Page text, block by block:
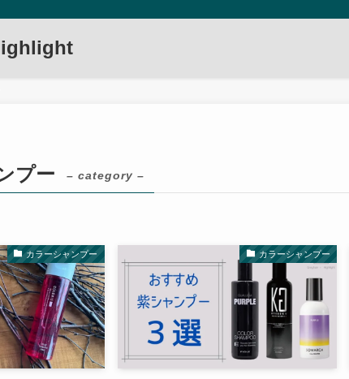
プー – category –
カラーシャンプー カラーシャンプー